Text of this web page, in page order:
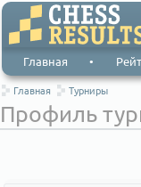
Главная •
Главная Турниры
Профиль